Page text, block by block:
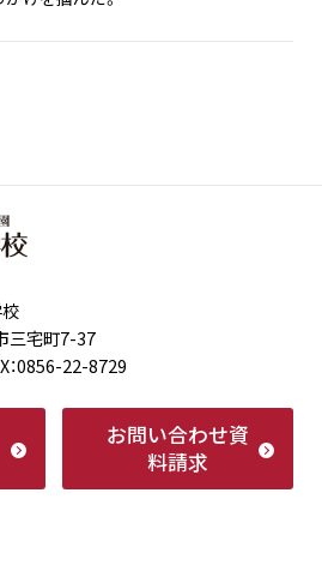
三宅町7-37
0856-22-8729
お問い合わせ資
料請求